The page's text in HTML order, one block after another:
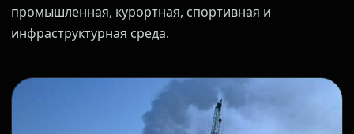
промышленная, курортная, спортивная и
инфраструктурная среда.